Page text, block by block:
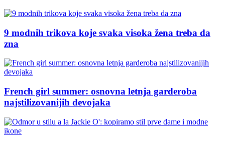
9 modnih trikova koje svaka visoka žena treba da
zna
French girl summer: osnovna letnja garderoba
najstilizovanijih devojaka